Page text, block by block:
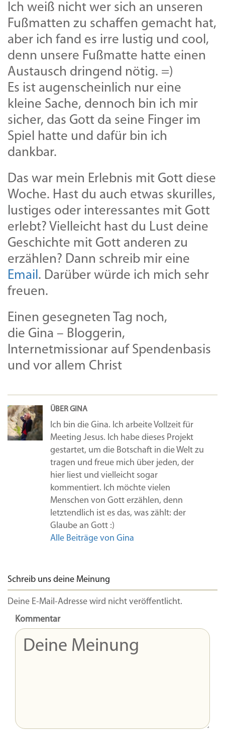
Ich weiß nicht wer sich an unseren
Fußmatten zu schaffen gemacht hat,
aber ich fand es irre lustig und cool,
denn unsere Fußmatte hatte einen
Austausch dringend nötig. =)
Es ist augenscheinlich nur eine
kleine Sache, dennoch bin ich mir
sicher, das Gott da seine Finger im
Spiel hatte und dafür bin ich
dankbar.
Das war mein Erlebnis mit Gott diese
Woche. Hast du auch etwas skurilles,
lustiges oder interessantes mit Gott
erlebt? Vielleicht hast du Lust deine
Geschichte mit Gott anderen zu
erzählen? Dann schreib mir eine
Email. Darüber würde ich mich sehr
freuen.
Einen gesegneten Tag noch,
die Gina – Bloggerin,
Internetmissionar auf Spendenbasis
und vor allem Christ
ÜBER GINA
Ich bin die Gina. Ich arbeite Vollzeit für
Meeting Jesus. Ich habe dieses Projekt
gestartet, um die Botschaft in die Welt zu
tragen und freue mich über jeden, der
hier liest und vielleicht sogar
kommentiert. Ich möchte vielen
Menschen von Gott erzählen, denn
letztendlich ist es das, was zählt: der
Glaube an Gott :)
Alle Beiträge von Gina
Schreib uns deine Meinung
Deine E-Mail-Adresse wird nicht veröffentlicht.
Kommentar